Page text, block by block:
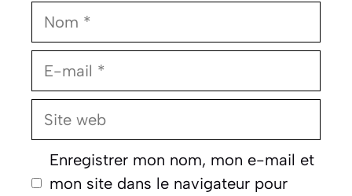
Nom
E-
Site
Enregistrer mon nom, mon e-mail et
mon site dans le navigateur pour